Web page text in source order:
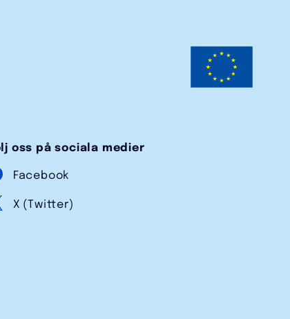
oss på sociala medier
Facebook
X (Twitter)